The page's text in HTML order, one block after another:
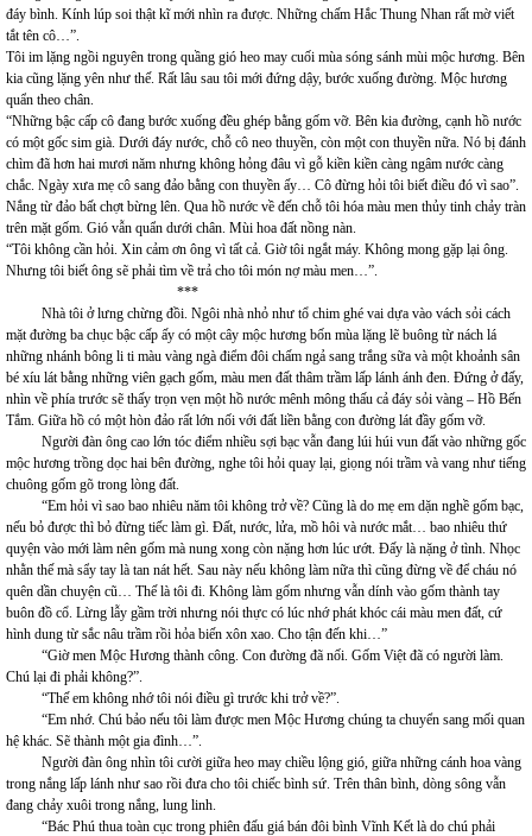
đáy bình. Kính lúp soi thật kĩ mới nhìn ra được. Những chấm Hắc Thung Nhan rất mờ viết
tắt tên cô…”.
Tôi im lặng ngồi nguyên trong quầng gió heo may cuối mùa sóng sánh mùi mộc hương. Bên
kia cũng lặng yên như thế. Rất lâu sau tôi mới đứng dậy, bước xuống đường. Mộc hương
quẩn theo chân.
“Những bậc cấp cô đang bước xuống đều ghép bằng gốm vỡ. Bên kia đường, cạnh hồ nước
có một gốc sim già. Dưới đáy nước, chỗ cô neo thuyền, còn một con thuyền nữa. Nó bị đánh
chìm đã hơn hai mươi năm nhưng không hỏng đâu vì gỗ kiền kiền càng ngâm nước càng
chắc. Ngày xưa mẹ cô sang đảo bằng con thuyền ấy… Cô đừng hỏi tôi biết điều đó vì sao”.
Nắng từ đảo bất chợt bừng lên. Qua hồ nước về đến chỗ tôi hóa màu men thủy tinh chảy tràn
trên mặt gốm. Gió vẫn quẩn dưới chân. Mùi hoa đất nồng nàn.
“Tôi không cần hỏi. Xin cảm ơn ông vì tất cả. Giờ tôi ngắt máy. Không mong gặp lại ông.
Nhưng tôi biết ông sẽ phải tìm về trả cho tôi món nợ màu men…”.
***
Nhà tôi ở lưng chừng đồi. Ngôi nhà nhỏ như tổ chim ghé vai dựa vào vách sỏi cách
mặt đường ba chục bậc cấp ấy có một cây mộc hương bốn mùa lặng lẽ buông từ nách lá
những nhánh bông li ti màu vàng ngà điểm đôi chấm ngả sang trắng sữa và một khoảnh sân
bé xíu lát bằng những viên gạch gốm, màu men đất thâm trầm lấp lánh ánh đen. Đứng ở đấy,
nhìn về phía trước sẽ thấy trọn vẹn một hồ nước mênh mông thấu cả đáy sỏi vàng – Hồ Bến
Tắm. Giữa hồ có một hòn đảo rất lớn nối với đất liền bằng con đường lát đầy gốm vỡ.
Người đàn ông cao lớn tóc điểm nhiều sợi bạc vẫn đang lúi húi vun đất vào những gốc
mộc hương trồng dọc hai bên đường, nghe tôi hỏi quay lại, giọng nói trầm và vang như tiếng
chuông gốm gõ trong lòng đất.
“Em hỏi vì sao bao nhiêu năm tôi không trở về? Cũng là do mẹ em dặn nghề gốm bạc,
nếu bỏ được thì bỏ đừng tiếc làm gì. Đất, nước, lửa, mồ hôi và nước mắt… bao nhiêu thứ
quyện vào mới làm nên gốm mà nung xong còn nặng hơn lúc ướt. Đấy là nặng ở tình. Nhọc
nhằn thế mà sẩy tay là tan nát hết. Sau này nếu không làm nữa thì cũng đừng về để cháu nó
quên dần chuyện cũ… Thế là tôi đi. Không làm gốm nhưng vẫn dính vào gốm thành tay
buôn đồ cổ. Lừng lẫy gầm trời nhưng nói thực có lúc nhớ phát khóc cái màu men đất, cứ
hình dung từ sắc nâu trầm rồi hỏa biến xôn xao. Cho tận đến khi…”
“Giờ men Mộc Hương thành công. Con đường đã nối. Gốm Việt đã có người làm.
Chú lại đi phải không?”.
“Thế em không nhớ tôi nói điều gì trước khi trở về?”.
“Em nhớ. Chú bảo nếu tôi làm được men Mộc Hương chúng ta chuyển sang mối quan
hệ khác. Sẽ thành một gia đình…”.
Người đàn ông nhìn tôi cười giữa heo may chiều lộng gió, giữa những cánh hoa vàng
trong nắng lấp lánh như sao rồi đưa cho tôi chiếc bình sứ. Trên thân bình, dòng sông vẫn
đang chảy xuôi trong nắng, lung linh.
“Bác Phú thua toàn cục trong phiên đấu giá bán đôi bình Vĩnh Kết là do chú phải